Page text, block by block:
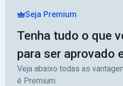
Seja Premium
Tenha tudo o que
para ser aprovado
Veja abaixo todas as
é Premium.